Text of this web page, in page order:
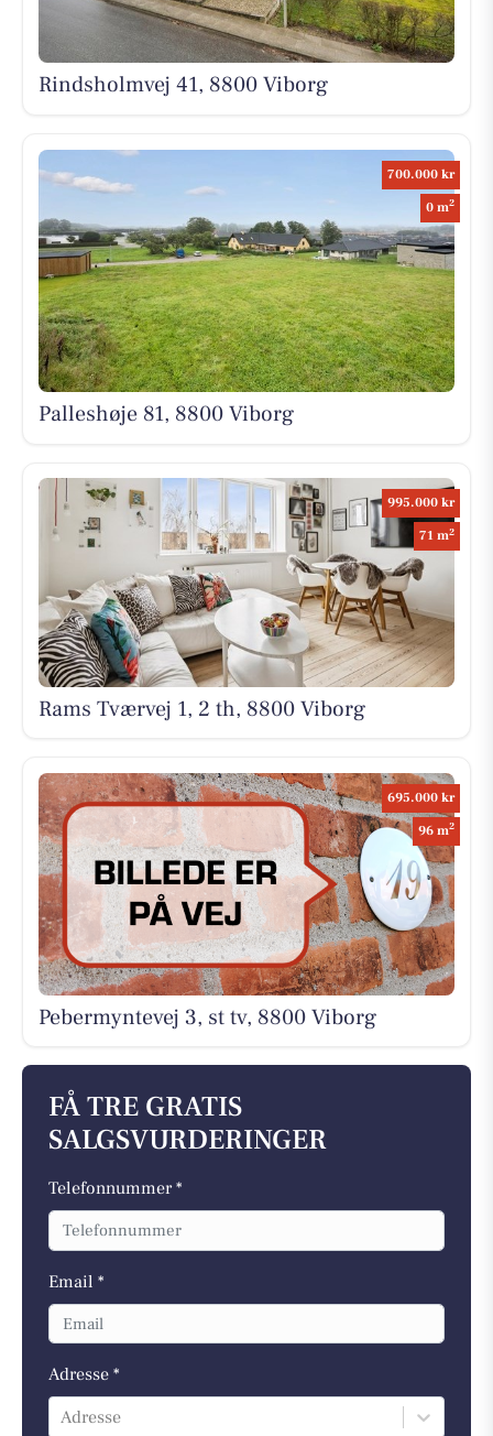
Rindsholmvej 41, 8800 Viborg
700.000 kr
0 m2
Palleshøje 81, 8800 Viborg
995.000 kr
71 m2
Rams Tværvej 1, 2 th, 8800 Viborg
695.000 kr
96 m2
Pebermyntevej 3, st tv, 8800 Viborg
FÅ TRE GRATIS
SALGSVURDERINGER
Telefonnummer *
Email *
Adresse *
Adresse